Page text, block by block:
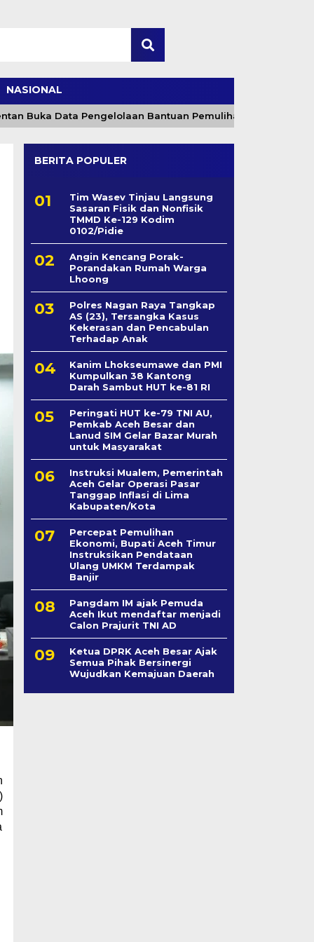
NASIONAL
Buka Data Pengelolaan Bantuan Pemulihan Pertanian Aceh
BERITA POPULER
Tim Wasev Tinjau Langsung
Sasaran Fisik dan Nonfisik
TMMD Ke-129 Kodim
0102/Pidie
Angin Kencang Porak-
Porandakan Rumah Warga
Lhoong
Polres Nagan Raya Tangkap
AS (23), Tersangka Kasus
Kekerasan dan Pencabulan
Terhadap Anak
Kanim Lhokseumawe dan PMI
Kumpulkan 38 Kantong
Darah Sambut HUT ke-81 RI
Peringati HUT ke-79 TNI AU,
Pemkab Aceh Besar dan
Lanud SIM Gelar Bazar Murah
untuk Masyarakat
Instruksi Mualem, Pemerintah
Aceh Gelar Operasi Pasar
Tanggap Inflasi di Lima
Kabupaten/Kota
Percepat Pemulihan
Ekonomi, Bupati Aceh Timur
Instruksikan Pendataan
Ulang UMKM Terdampak
Banjir
Pangdam IM ajak Pemuda
Aceh Ikut mendaftar menjadi
Calon Prajurit TNI AD
Ketua DPRK Aceh Besar Ajak
Semua Pihak Bersinergi
Wujudkan Kemajuan Daerah